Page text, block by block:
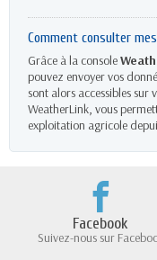
Comment consulter
Grâce à la console
pouvez envoyer vos
sont alors accessibles
WeatherLink, vous
exploitation agricole
Facebook
Suivez-nous sur